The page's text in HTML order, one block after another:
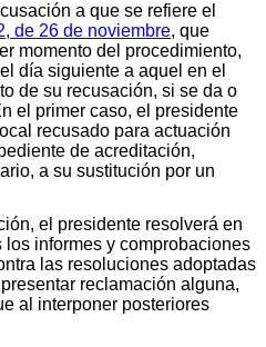
a que se refiere el
de 26 de noviembre, que
momento del procedimiento,
día siguiente a aquel en el
de su recusación, si se da o
el primer caso, el presidente
recusado para actuación
de acreditación,
a su sustitución por un
el presidente resolverá en
informes y comprobaciones
las resoluciones adoptadas
reclamación alguna,
al interponer posteriores